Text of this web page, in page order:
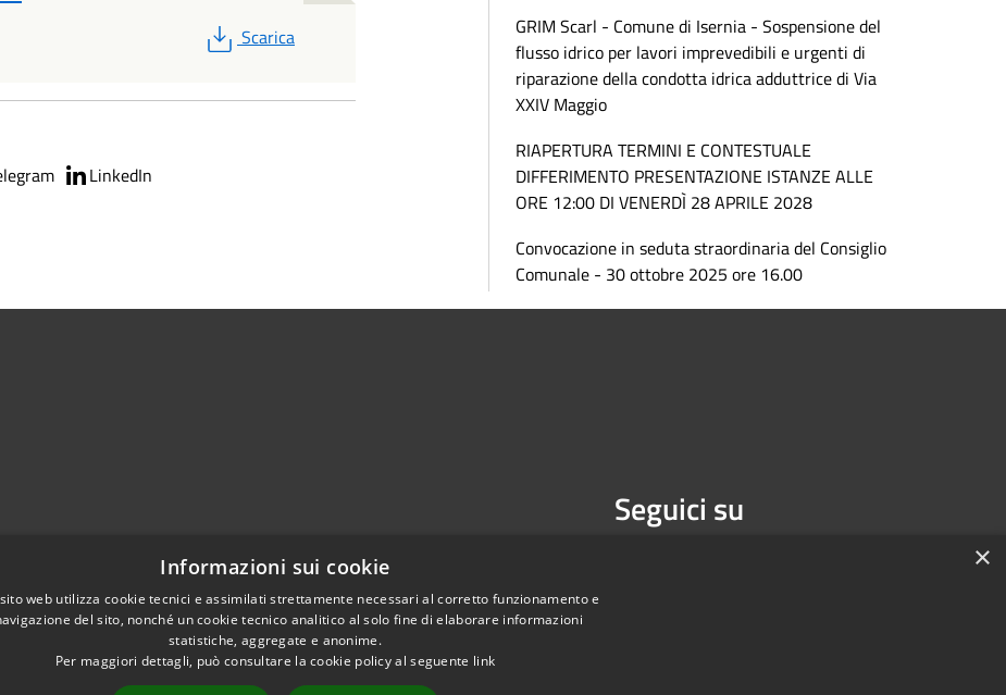
PDF
Scarica
LinkedIn
GRIM Scarl - Comune di Isernia - Sospensione del
flusso idrico per lavori imprevedibili e urgenti di
riparazione della condotta idrica adduttrice di Via
XXIV Maggio
RIAPERTURA TERMINI E CONTESTUALE
DIFFERIMENTO PRESENTAZIONE ISTANZE ALLE
ORE 12:00 DI VENERDÌ 28 APRILE 2028
Convocazione in seduta straordinaria del Consiglio
Comunale - 30 ottobre 2025 ore 16.00
protocollo@comune.isernia.it
comuneisernia@pec.it
Seguici su
×
Informazioni sui cookie
web utilizza cookie tecnici e assimilati strettamente necessari al corretto funzionamento e
del sito, nonché un cookie tecnico analitico al solo fine di elaborare informazioni
statistiche, aggregate e anonime.
Per maggiori dettagli, può consultare la cookie policy al seguente link